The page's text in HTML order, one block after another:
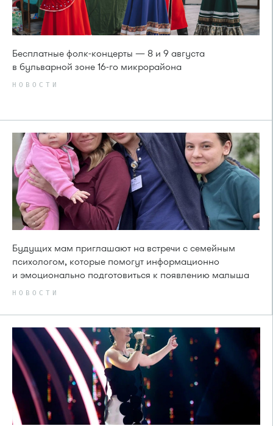
Бесплатные фолк-концерты — 8 и 9 августа
в бульварной зоне 16-го микрорайона
НОВОСТИ
Будущих мам приглашают на встречи с семейным
психологом, которые помогут информационно
и эмоционально подготовиться к появлению малыша
НОВОСТИ